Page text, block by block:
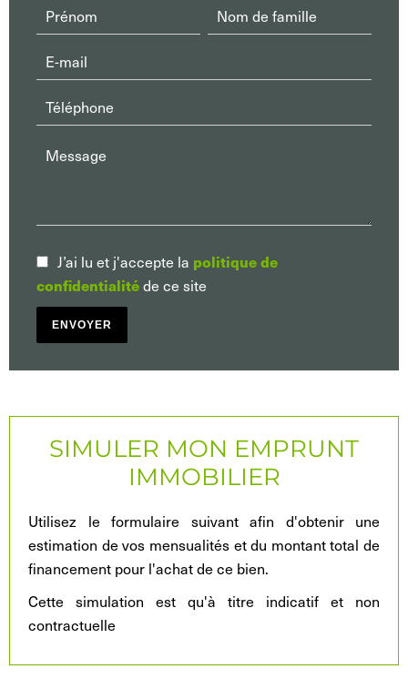
J’ai lu et j'accepte la politique de
confidentialitéde ce site
ENVOYER
SIMULER MON EMPRUNT
IMMOBILIER
Utilisez le formulaire suivant afin d'obtenir une
estimation de vos mensualités et du montant total de
financement pour l'achat de ce bien.
Cette simulation est qu'à titre indicatif et non
contractuelle